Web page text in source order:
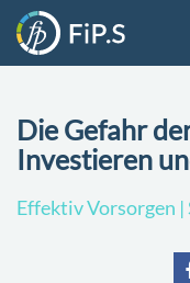
Die Gefahr
Investieren
Effektiv Vorsorgen |